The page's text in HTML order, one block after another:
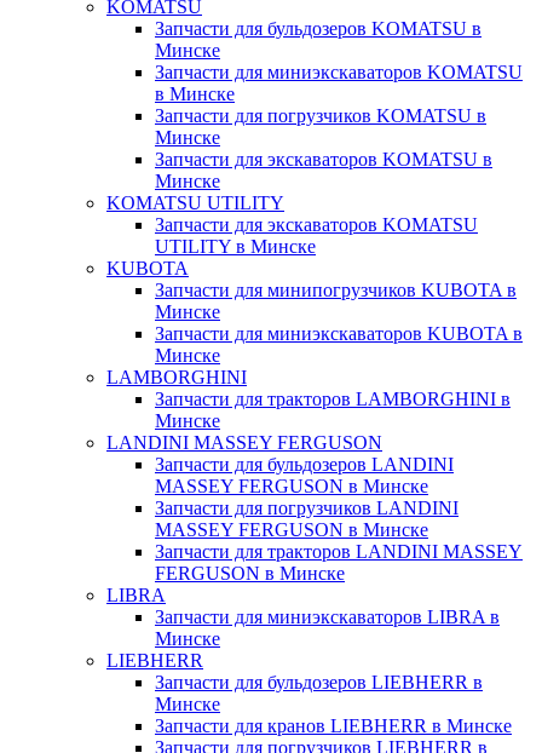
KOMATSU
Запчасти для бульдозеров KOMATSU в
Минске
Запчасти для миниэкскаваторов KOMATSU
в Минске
Запчасти для погрузчиков KOMATSU в
Минске
Запчасти для экскаваторов KOMATSU в
Минске
KOMATSU UTILITY
Запчасти для экскаваторов KOMATSU
UTILITY в Минске
KUBOTA
Запчасти для минипогрузчиков KUBOTA в
Минске
Запчасти для миниэкскаваторов KUBOTA в
Минске
LAMBORGHINI
Запчасти для тракторов LAMBORGHINI в
Минске
LANDINI MASSEY FERGUSON
Запчасти для бульдозеров LANDINI
MASSEY FERGUSON в Минске
Запчасти для погрузчиков LANDINI
MASSEY FERGUSON в Минске
Запчасти для тракторов LANDINI MASSEY
FERGUSON в Минске
LIBRA
Запчасти для миниэкскаваторов LIBRA в
Минске
LIEBHERR
Запчасти для бульдозеров LIEBHERR в
Минске
Запчасти для кранов LIEBHERR в Минске
Запчасти для погрузчиков LIEBHERR в